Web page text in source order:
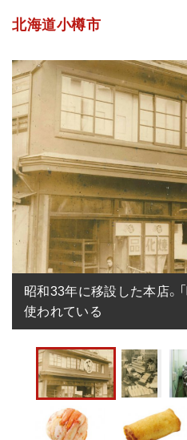
北海道小樽市
昭和33年に移設した本店。
使われている